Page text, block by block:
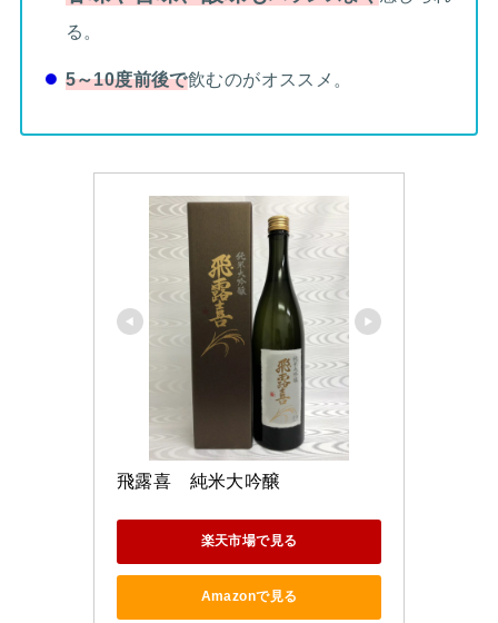
る。
5～10度前後で飲むのがオススメ。
飛露喜　純米大吟醸
楽天市場で見る
Amazonで見る